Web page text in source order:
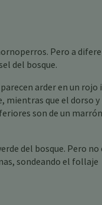
Pero a
del bosque.
arder en un rojo
mientras que el dorso y
son de un
del bosque. Pero no
sondeando el follaje